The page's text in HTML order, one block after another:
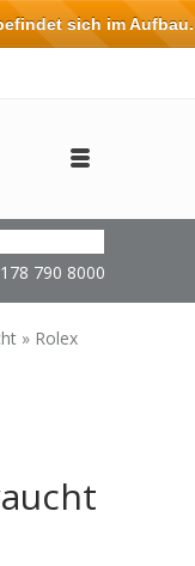
790 8000
» Rolex
sich im Aufbau.
oder erfüllt